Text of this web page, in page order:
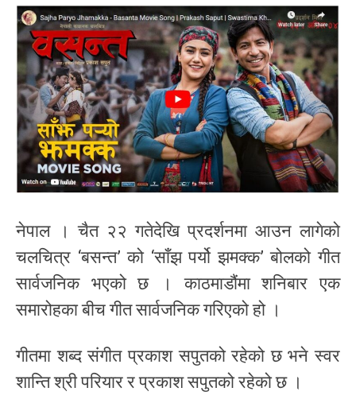
नेपाल । चैत २२ गतेदेखि प्रदर्शनमा आउन लागेको
चलचित्र ‘बसन्त’ को ‘साँझ पर्यो झमक्क’ बोलको गीत
सार्वजनिक भएको छ । काठमाडौंमा शनिबार एक
समारोहका बीच गीत सार्वजनिक गरिएको हो ।
गीतमा शब्द संगीत प्रकाश सपुतको रहेको छ भने स्वर
शान्ति श्री परियार र प्रकाश सपुतको रहेको छ ।